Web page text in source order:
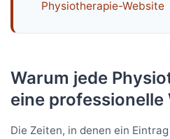
Physiotherapie-Website
Warum jede
eine
Die Zeiten, in denen ein